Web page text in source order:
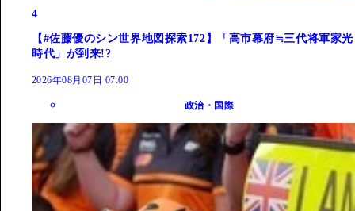
4
【#佐藤優のシン世界地図探索172】「高市幕府≒三代将軍家光
時代」が到来!?
2026年08月07日 07:00
政治・国際